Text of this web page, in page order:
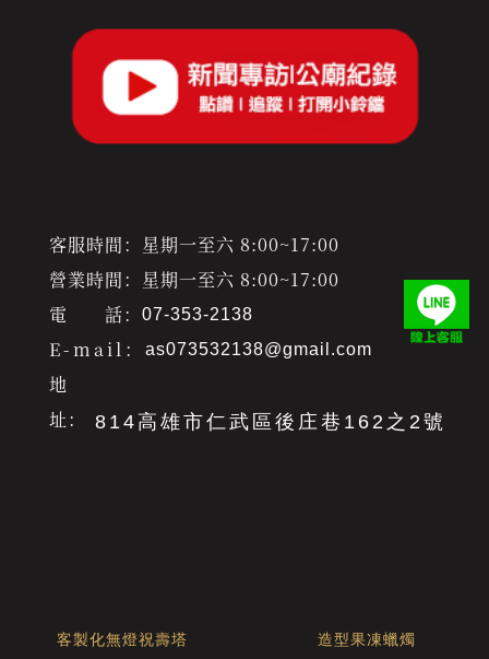
客服時間：星期一至六 8:00~17:00
營業時間：星期一至六 8:00~17:00
電 話：
07-353-2138
E-mail： as073532138@gmail.com
地
址：
814高雄市仁武區後庄巷162之2號
客製化無燈祝壽塔 造型果凍蠟燭